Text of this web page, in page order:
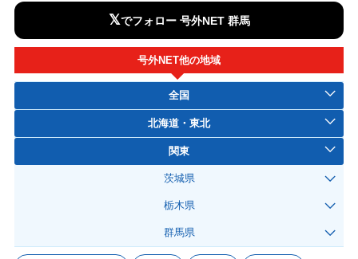
𝕏でフォロー 号外NET 群馬
号外NET他の地域
全国
北海道・東北
関東
茨城県
栃木県
群馬県